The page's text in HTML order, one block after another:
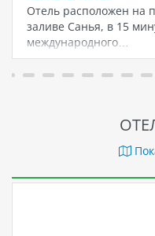
Отель расположен на
заливе Санья, в 15
международного…